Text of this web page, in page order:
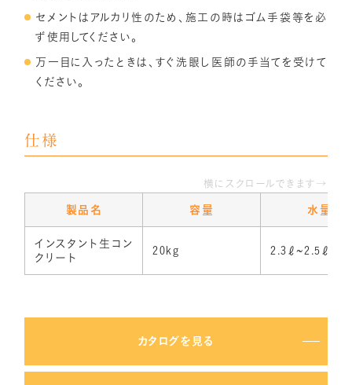
セメントはアルカリ性のため、施工の時はゴム手袋等を必
ず使用してください。
万一目に入ったときは、すぐ洗眼し医師の手当てを受けて
ください。
仕様
横にスクロールできます→
製品名 容量 水量
インスタント生コン
クリート
20kg 2.3ℓ~2.5ℓ
カタログを見る